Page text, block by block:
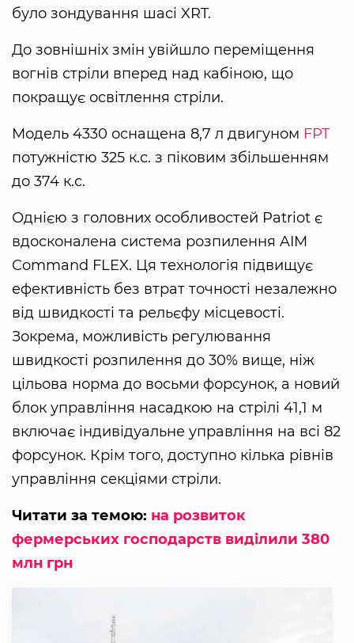
було зондування шасі XRT.
До зовнішніх змін увійшло переміщення
вогнів стріли вперед над кабіною, що
покращує освітлення стріли.
Модель 4330 оснащена 8,7 л двигуном FPT
потужністю 325 к.с. з піковим збільшенням
до 374 к.с.
Однією з головних особливостей Patriot є
вдосконалена система розпилення AIM
Command FLEX. Ця технологія підвищує
ефективність без втрат точності незалежно
від швидкості та рельєфу місцевості.
Зокрема, можливість регулювання
швидкості розпилення до 30% вище, ніж
цільова норма до восьми форсунок, а новий
блок управління насадкою на стрілі 41,1 м
включає індивідуальне управління на всі 82
форсунок. Крім того, доступно кілька рівнів
управління секціями стріли.
Читати за темою: на розвиток
фермерських господарств виділили 380
млн грн